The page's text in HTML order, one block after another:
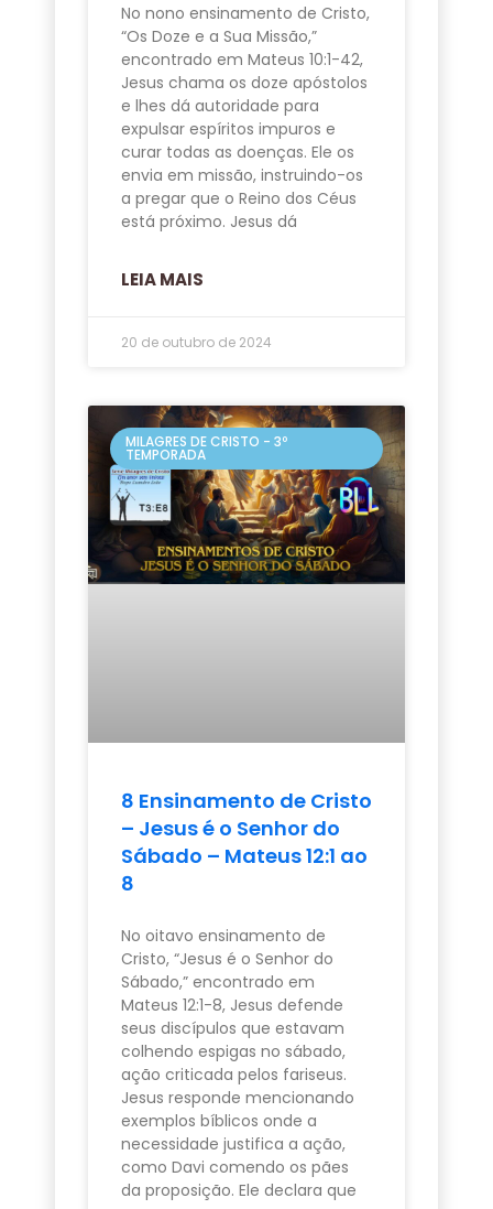
No nono ensinamento de Cristo,
“Os Doze e a Sua Missão,”
encontrado em Mateus 10:1-42,
Jesus chama os doze apóstolos
e lhes dá autoridade para
expulsar espíritos impuros e
curar todas as doenças. Ele os
envia em missão, instruindo-os
a pregar que o Reino dos Céus
está próximo. Jesus dá
LEIA MAIS
20 de outubro de 2024
MILAGRES DE CRISTO - 3º
TEMPORADA
8 Ensinamento de Cristo
– Jesus é o Senhor do
Sábado – Mateus 12:1 ao
8
No oitavo ensinamento de
Cristo, “Jesus é o Senhor do
Sábado,” encontrado em
Mateus 12:1-8, Jesus defende
seus discípulos que estavam
colhendo espigas no sábado,
ação criticada pelos fariseus.
Jesus responde mencionando
exemplos bíblicos onde a
necessidade justifica a ação,
como Davi comendo os pães
da proposição. Ele declara que